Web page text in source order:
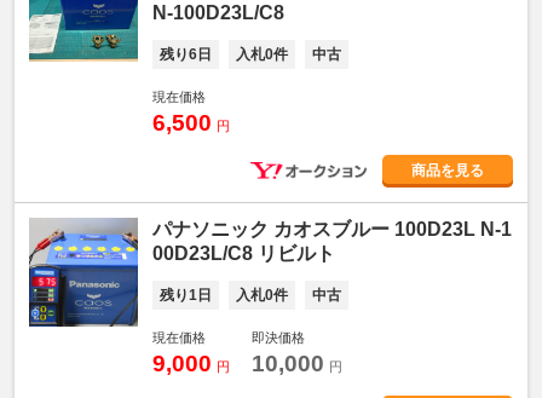
N-100D23L/C8
残り6日 入札0件 中古
現在価格
6,500 円
商品を見る
パナソニック カオスブルー 100D23L N-1
00D23L/C8 リビルト
残り1日 入札0件 中古
現在価格
9,000 円
即決価格
10,000 円